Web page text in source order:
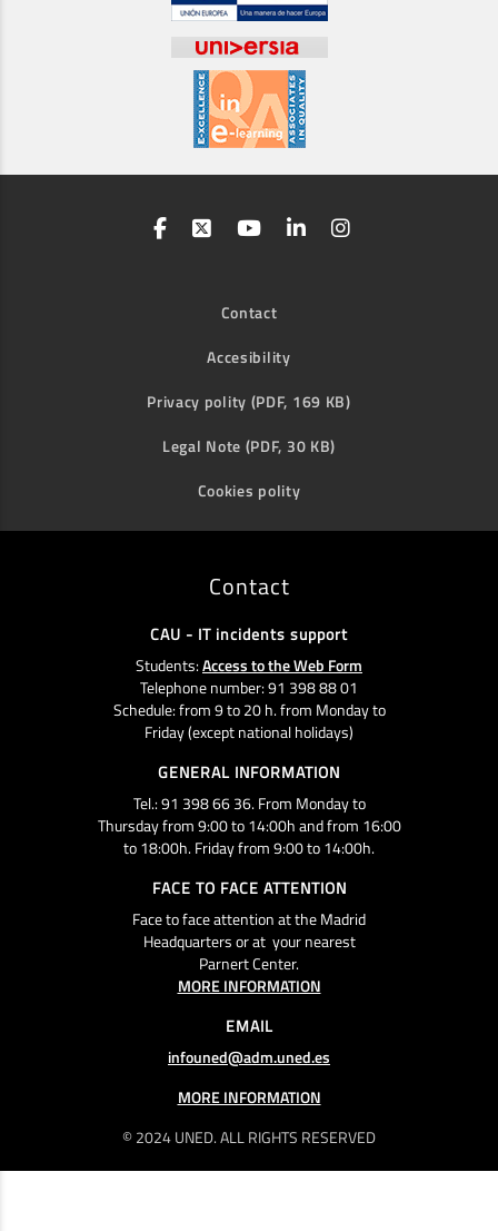
Contact
Accesibility
Privacy polity (PDF, 169 KB)
Legal Note (PDF, 30 KB)
Cookies polity
© 2024 UNED. ALL RIGHTS RESERVED
Contact
CAU - IT incidents support
Students:Access to the Web Form
Telephone number: 91 398 88 01
Schedule: from 9 to 20 h. from Monday to
Friday (except national holidays)
GENERAL INFORMATION
Tel.: 91 398 66 36. From Monday to
Thursday from 9:00 to 14:00h and from 16:00
to 18:00h. Friday from 9:00 to 14:00h.
FACE TO FACE ATTENTION
Face to face attention at the Madrid
Headquarters or at your nearest
Parnert Center.
MORE INFORMATION
EMAIL
infouned@adm.uned.es
MORE INFORMATION